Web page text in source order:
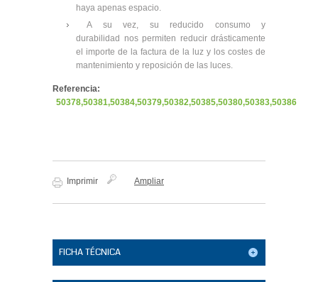
haya apenas espacio.
A su vez, su reducido consumo y
durabilidad nos permiten reducir drásticamente
el importe de la factura de la luz y los costes de
mantenimiento y reposición de las luces.
Referencia:
50378,50381,50384,50379,50382,50385,50380,50383,50386
Imprimir Ampliar
FICHA TÉCNICA